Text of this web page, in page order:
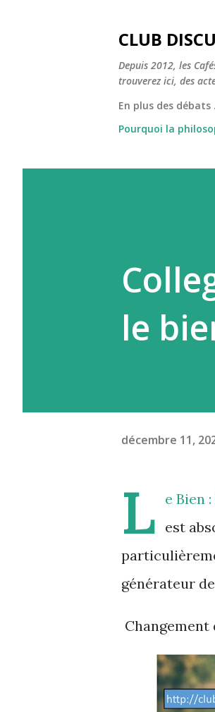
CLUB
Depuis 2012, les
trouverez ici, des
En plus des débats
Pourquoi la
le
décembre 11,
L
e Bien
est
générateur